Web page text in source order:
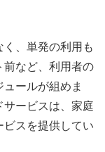
、単発の利用も
前など、利用者の
ールが組めま
ービスは、家庭
スを提供してい